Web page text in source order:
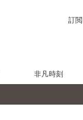
訂閲
非凡時刻